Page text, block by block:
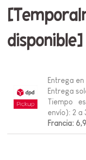
disponible]
Entrega
Entrega
Tiempo
envío): 2 a
Francia: